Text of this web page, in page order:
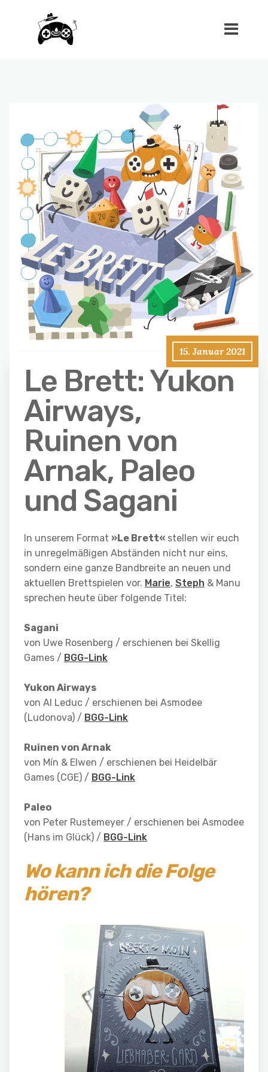
15. Januar 2021
Le Brett: Yukon
Airways,
Ruinen von
Arnak, Paleo
und Sagani
In unserem Format »Le Brett« stellen wir euch
in unregelmäßigen Abständen nicht nur eins,
sondern eine ganze Bandbreite an neuen und
aktuellen Brettspielen vor. Marie, Steph & Manu
sprechen heute über folgende Titel:
Sagani
von Uwe Rosenberg / erschienen bei Skellig
Games / BGG-Link
Yukon Airways
von Al Leduc / erschienen bei Asmodee
(Ludonova) / BGG-Link
Ruinen von Arnak
von Mín & Elwen / erschienen bei Heidelbär
Games (CGE) / BGG-Link
Paleo
von Peter Rustemeyer / erschienen bei Asmodee
(Hans im Glück) / BGG-Link
Wo kann ich die Folge
hören?